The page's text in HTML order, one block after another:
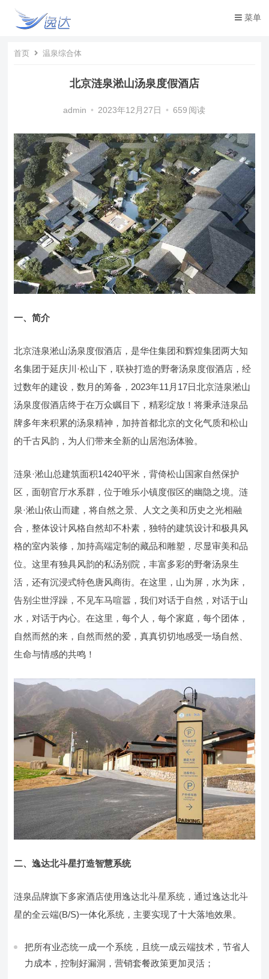
菜单
首页 温泉综合体
北京涟泉淞山汤泉度假酒店
admin • 2023年12月27日 • 659 阅读
一、简介
北京涟泉淞山汤泉度假酒店，是华住集团和辉煌集团两大知
名集团于延庆川·松山下，联袂打造的野奢汤泉度假酒店，经
过数年的建设，数月的筹备，2023年11月17日北京涟泉淞山
汤泉度假酒店终于在万众瞩目下，精彩绽放！将秉承涟泉品
牌多年来积累的汤泉精神，加持首都北京的文化气质和松山
的千古风韵，为人们带来全新的山居泡汤体验。
涟泉·淞山总建筑面积14240平米，背倚松山国家自然保护
区，面朝官厅水系群，位于唯乐小镇度假区的幽隐之境。涟
泉·淞山依山而建，将自然之景、人文之美和历史之光相融
合，整体设计风格自然却不朴素，独特的建筑设计和极具风
格的室内装修，加持高端定制的藏品和雕塑，尽显审美和品
位。这里有独具风韵的私汤别院，丰富多彩的野奢汤泉生
活，还有沉浸式特色唐风商街。在这里，山为屏，水为床，
告别尘世浮躁，不见车马喧嚣，我们对话于自然，对话于山
水，对话于内心。在这里，每个人，每个家庭，每个团体，
自然而然的来，自然而然的爱，真真切切地感受一场自然、
生命与情感的共鸣！
二、逸达北斗星打造智慧系统
涟泉品牌旗下多家酒店使用逸达北斗星系统，通过逸达北斗
星的全云端(B/S)一体化系统，主要实现了十大落地效果。
把所有业态统一成一个系统，且统一成云端技术，节省人
力成本，控制好漏洞，营销套餐政策更加灵活；